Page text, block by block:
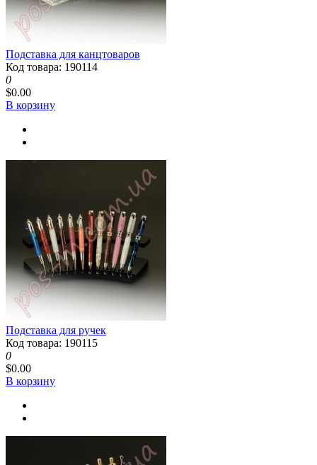
Подставка для канцтоваров
Код товара: 190114
0
$0.00
В корзину
Подставка для ручек
Код товара: 190115
0
$0.00
В корзину